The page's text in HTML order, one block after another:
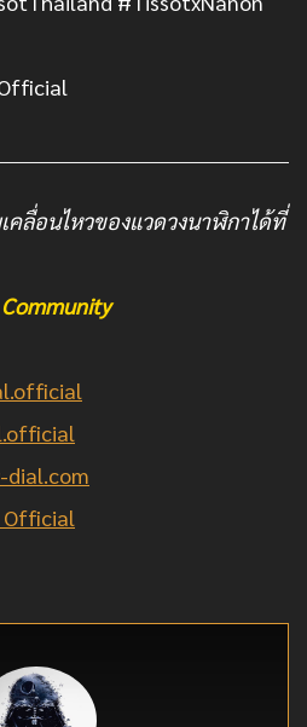
คลื่อนไหวของแวดวงนาฬิกาได้ที่
Community
dial.com
Official